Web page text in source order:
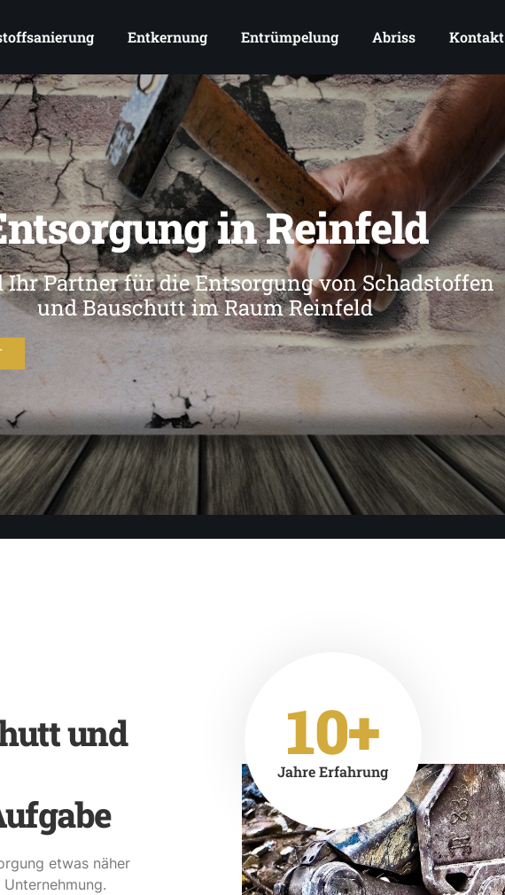
Entkernung Entrümpelung Abriss Kontakt
in Reinfeld
Partner für die Entsorgung von Schadstoffen
und Bauschutt im Raum Reinfeld
und
etwas näher
10+
Jahre Erfahrung